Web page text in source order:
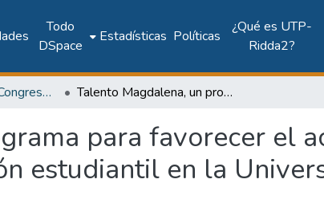
Todo
DSpace
Estadísticas Políticas
¿Qué es UTP-
Ridda2?
Publicaciones del Congreso Internacional CLABES Talento Magdalena, un programa para favorecer el acceso, la permanencia y la graduación estudiantil en la Universidad del Magdalena
para favorecer el
estudiantil en la